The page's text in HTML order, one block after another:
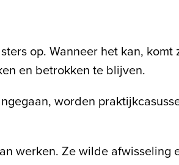
op. Wanneer het kan, komt
en betrokken te blijven.
worden
werken. Ze wilde